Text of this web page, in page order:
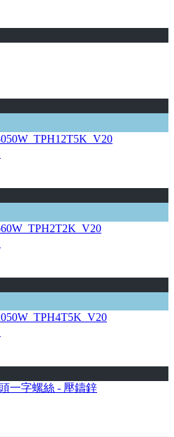
一字螺絲 - 壓鑄鋅